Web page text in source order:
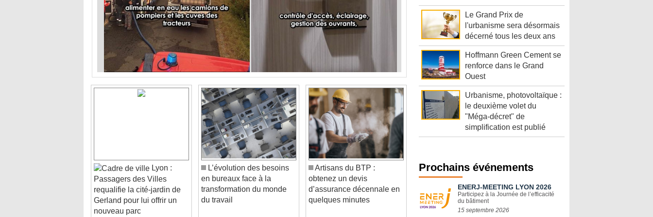
Passagers des Villes
requalifie la cité-jardin de
Gerland pour lui offrir un
nouveau parc
L’évolution des besoins
en bureaux face à la
transformation du monde
du travail
Artisans du BTP :
obtenez un devis
d’assurance décennale en
quelques minutes
Le Grand Prix de
l'urbanisme sera désormais
décerné tous les deux ans
Hoffmann Green Cement se
renforce dans le Grand
Ouest
Urbanisme, photovoltaïque :
le deuxième volet du
"Méga-décret" de
simplification est publié
Prochains événements
ENERJ-MEETING LYON 2026
Participez à la Journée de l’efficacité
du bâtiment
15 septembre 2026